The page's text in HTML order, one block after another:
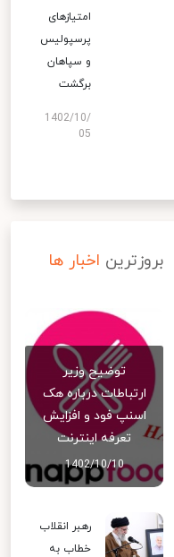
امتیازهای
پرسپولیس
و سپاهان
برگشت
1402/10/
05
بروزترین اخبار ها
توضیح وزیر
ارتباطات درباره هک
اسنپ‌ فود و افزایش
تعرفه اینترنت
1402/10/10
رهبر انقلاب
خطاب به